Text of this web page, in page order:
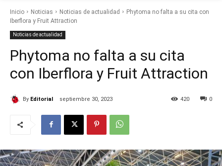
Inicio Noticias Noticias de actualidad
Phytoma no falta a su cita con
Iberflora y Fruit Attraction
Noticias de actualidad
Phytoma no falta a su cita
con Iberflora y Fruit Attraction
By Editorial septiembre 30, 2023 0
420